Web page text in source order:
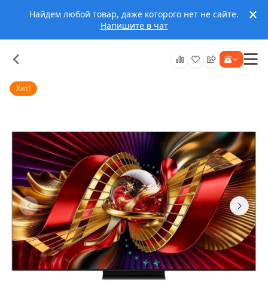
Найдем любой товар, даже которого нет не сайте.
Напишите в чат
Хит!